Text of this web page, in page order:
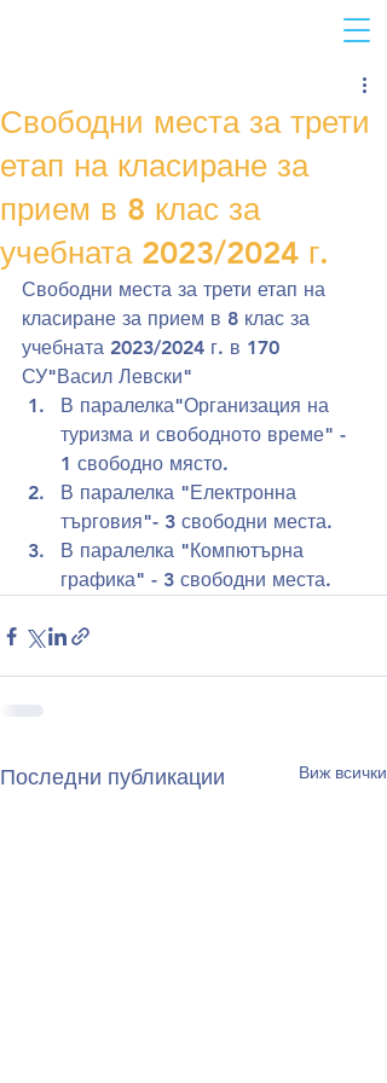
Свободни места за трети
етап на класиране за
прием в 8 клас за
учебната 2023/2024 г.
Свободни места за трети етап на
класиране за прием в 8 клас за
учебната 2023/2024 г. в 170
СУ"Васил Левски"
В паралелка"Организация на
туризма и свободното време" -
1 свободно място.
В паралелка "Електронна
търговия"- 3 свободни места.
В паралелка "Компютърна
графика" - 3 свободни места.
Последни публикации Виж всички